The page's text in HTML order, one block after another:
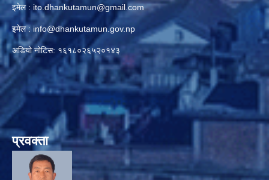
इमेल : ito.dhankutamun@gmail.com
इमेल : info@dhankutamun.gov.np
अडियो नोटिस: १६१८०२६५२०१४३
प्रवक्ता